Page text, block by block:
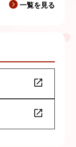
一覧を見る